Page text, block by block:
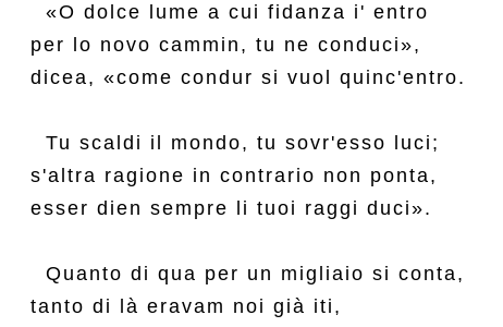
  «O dolce lume a cui fidanza i' entro
per lo novo cammin, tu ne conduci»,
dicea, «come condur si vuol quinc'entro.
  Tu scaldi il mondo, tu sovr'esso luci;
s'altra ragione in contrario non ponta,
esser dien sempre li tuoi raggi duci».
  Quanto di qua per un migliaio si conta,
tanto di là eravam noi già iti,